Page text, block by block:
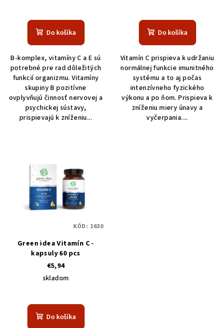
Do košíka
B-komplex, vitamíny C a E sú
potrebné pre rad dôležitých
funkcií organizmu. Vitamíny
skupiny B pozitívne
ovplyvňujú činnosť nervovej a
psychickej sústavy,
prispievajú k zníženiu...
Do košíka
Vitamín C prispieva k udržaniu
normálnej funkcie imunitného
systému a to aj počas
intenzívneho fyzického
výkonu a po ňom. Prispieva k
zníženiu miery únavy a
vyčerpania....
Green idea Vitamín C -
kapsuly 60 pcs
€5,94
skladom
Do košíka
KÓD: 1630